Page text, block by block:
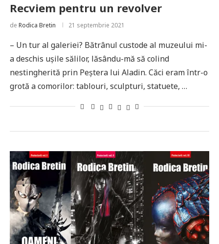
Recviem pentru un revolver
de Rodica Bretin 21 septembrie 2021
– Un tur al galeriei? Bătrânul custode al muzeului mi-
a deschis uşile sălilor, lăsându-mă să colind
nestingherită prin Peştera lui Aladin. Căci eram într-o
grotă a comorilor: tablouri, sculpturi, statuete, …